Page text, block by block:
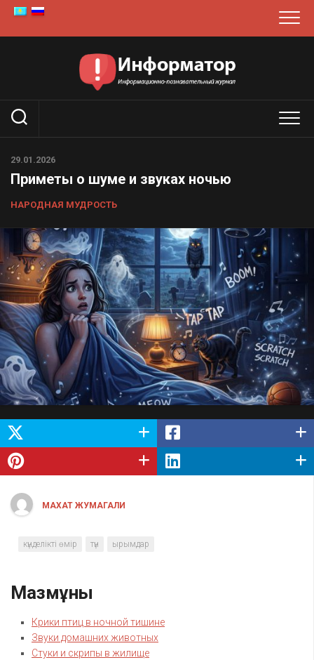
Перейти
содержанию
29.01.2026
Приметы о шуме и звуках ночью
НАРОДНАЯ МУДРОСТЬ
МАХАТ ЖУМАГАЛИ
күнделікті өмір түн ырымдар
Мазмұны
Крики птиц в ночной тишине
Звуки домашних животных
Стуки и скрипы в жилище